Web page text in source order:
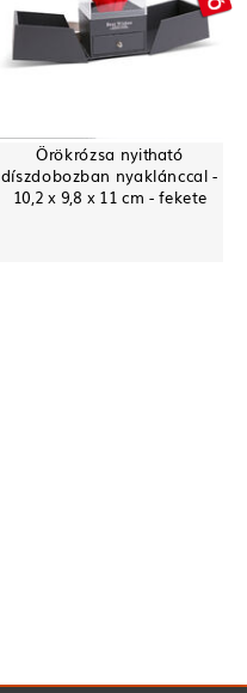
Örökrózsa nyitható
díszdobozban nyaklánccal -
10,2 x 9,8 x 11 cm - fekete